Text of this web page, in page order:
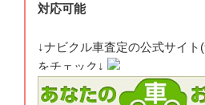
対応可能
↓ナビクル車査定の公式サイ
をチェック↓